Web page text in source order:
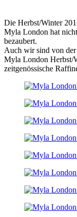
Die Herbst/Winter
Myla London hat
bezaubert.
Auch wir sind von
Myla London Herbst/
zeitgenössische